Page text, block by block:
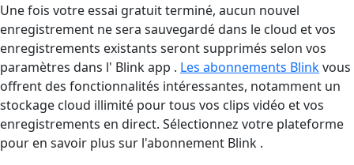
Une fois votre essai gratuit terminé, aucun nouvel
enregistrement ne sera sauvegardé dans le cloud et vos
enregistrements existants seront supprimés selon vos
paramètres dans l' Blink app . Les abonnements Blinkvous
offrent des fonctionnalités intéressantes, notamment un
stockage cloud illimité pour tous vos clips vidéo et vos
enregistrements en direct. Sélectionnez votre plateforme
pour en savoir plus sur l'abonnement Blink .